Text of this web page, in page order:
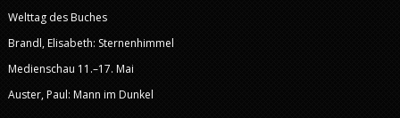
Welttag des Buches
Brandl, Elisabeth: Sternenhimmel
Medienschau 11.–17. Mai
Auster, Paul: Mann im Dunkel